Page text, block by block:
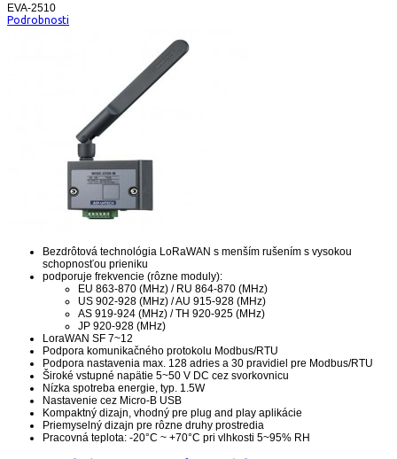
EVA-2510
Podrobnosti
Bezdrôtová technológia LoRaWAN s menším rušením s vysokou
schopnosťou prieniku
podporuje frekvencie (rôzne moduly):
EU 863-870 (MHz) / RU 864-870 (MHz)
US 902-928 (MHz) / AU 915-928 (MHz)
AS 919-924 (MHz) / TH 920-925 (MHz)
JP 920-928 (MHz)
LoraWAN SF 7~12
Podpora komunikačného protokolu Modbus/RTU
Podpora nastavenia max. 128 adries a 30 pravidiel pre Modbus/RTU
Široké vstupné napätie 5~50 V DC cez svorkovnicu
Nízka spotreba energie, typ. 1.5W
Nastavenie cez Micro-B USB
Kompaktný dizajn, vhodný pre plug and play aplikácie
Priemyselný dizajn pre rôzne druhy prostredia
Pracovná teplota: -20°C ~ +70°C pri vlhkosti 5~95% RH